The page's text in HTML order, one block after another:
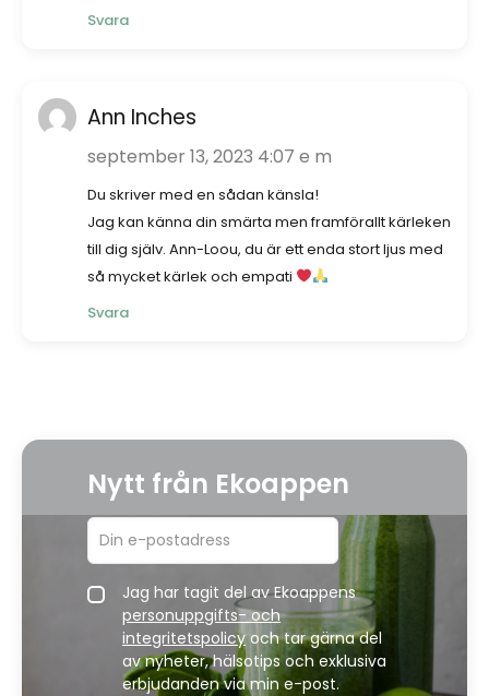
Svara
Ann Inches
september 13, 2023 4:07 e m
Du skriver med en sådan känsla!
Jag kan känna din smärta men framförallt kärleken
till dig själv. Ann-Loou, du är ett enda stort ljus med
så mycket kärlek och empati
Svara
Nytt från Ekoappen
Jag har tagit del av Ekoappens
personuppgifts- och
integritetspolicyoch tar gärna del
av nyheter, hälsotips och exklusiva
erbjudanden via min e-post.